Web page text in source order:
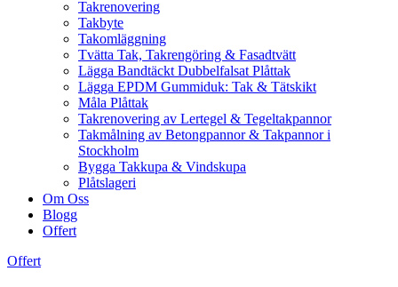
Takrenovering
Takbyte
Takomläggning
Tvätta Tak, Takrengöring & Fasadtvätt
Lägga Bandtäckt Dubbelfalsat Plåttak
Lägga EPDM Gummiduk: Tak & Tätskikt
Måla Plåttak
Takrenovering av Lertegel & Tegeltakpannor
Takmålning av Betongpannor & Takpannor i
Stockholm
Bygga Takkupa & Vindskupa
Plåtslageri
Om Oss
Blogg
Offert
Offert